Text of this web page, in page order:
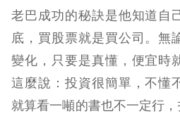
老巴成功的秘訣是他知道自
底，買股票就是買公司。無
變化，只要是真懂，便宜時
這麼說：投資很簡單，不懂
就算看一噸的書也不一定行，